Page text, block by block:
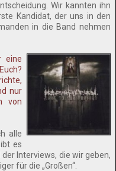
Wir kannten ihn
Kandidat, der uns in den
in die Band nehmen
eine
nur
von
alle
es
Interviews, die wir geben,
für die „Großen“.